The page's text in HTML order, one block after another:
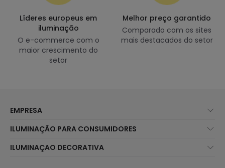
Líderes europeus em
iluminação
O e-commerce com o
maior crescimento do
setor
Melhor preço garantido
Comparado com os sites
mais destacados do setor
EMPRESA
Atendimento ao Cliente
Métodos de Envio
ILUMINAÇÃO PARA CONSUMIDORES
Marcas
ILUMINAÇAO DECORATIVA